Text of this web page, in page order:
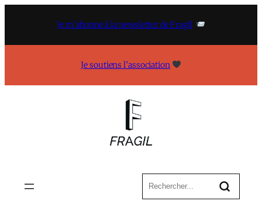
Je m’abonne à la newsletter de Fragil
Je soutiens l’association